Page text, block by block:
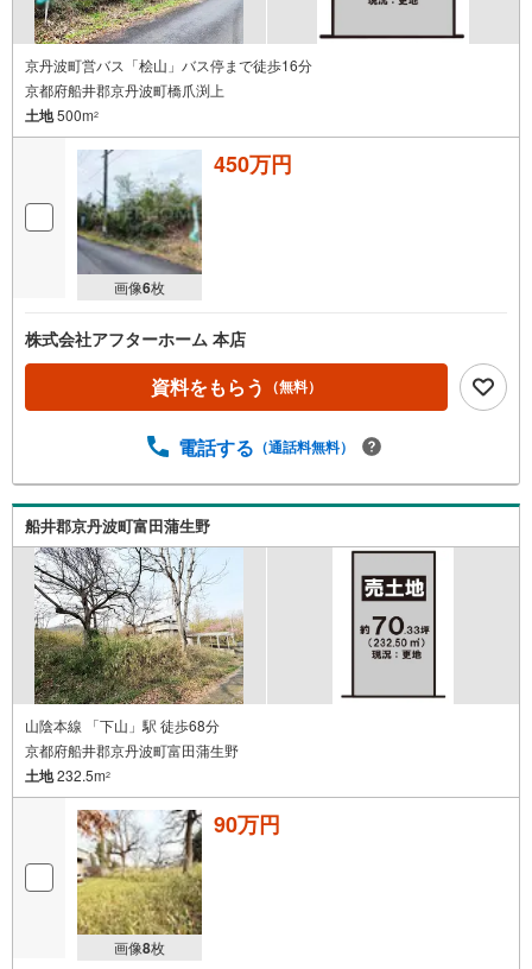
京丹波町営バス「桧山」バス停まで徒歩16分
京都府船井郡京丹波町橋爪渕上
土地500m2
画像6枚
450万円
株式会社アフターホーム 本店
資料をもらう （無料）
電話する （通話料無料）
船井郡京丹波町富田蒲生野
山陰本線 「下山」駅 徒歩68分
京都府船井郡京丹波町富田蒲生野
土地232.5m2
画像8枚
90万円